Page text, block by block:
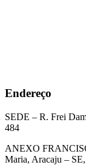
Endereço
SEDE – R. Frei
484
ANEXO
Maria, Aracaju –